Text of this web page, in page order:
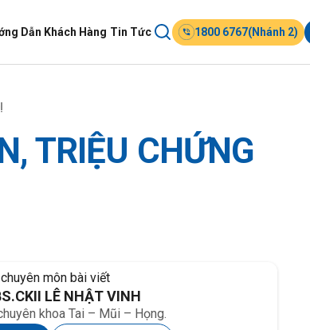
Dẫn Khách Hàng Tin Tức 1800 6767(Nhánh 2)
TRIỆU CHỨNG
môn bài viết
LÊ NHẬT VINH
khoa Tai – Mũi – Họng.